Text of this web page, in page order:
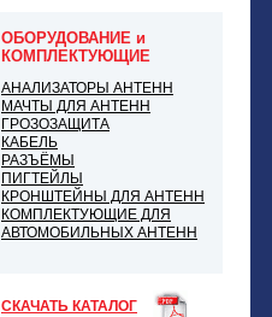
ОБОРУДОВАНИЕ и
КОМПЛЕКТУЮЩИЕ
АНАЛИЗАТОРЫ АНТЕНН
МАЧТЫ ДЛЯ АНТЕНН
ГРОЗОЗАЩИТА
КАБЕЛЬ
РАЗЪЁМЫ
ПИГТЕЙЛЫ
КРОНШТЕЙНЫ ДЛЯ АНТЕНН
КОМПЛЕКТУЮЩИЕ ДЛЯ
АВТОМОБИЛЬНЫХ АНТЕНН
СКАЧАТЬ КАТАЛОГ